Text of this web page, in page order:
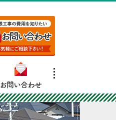
お問い合わせ